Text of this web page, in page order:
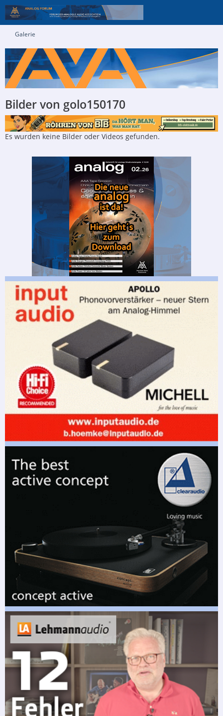
Galerie
Bilder von golo150170
Es wurden keine Bilder oder Videos gefunden.